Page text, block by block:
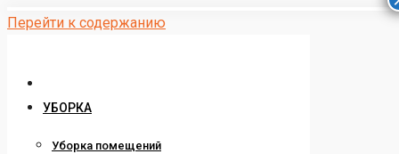
Перейти к содержанию
УБОРКА
Уборка помещений